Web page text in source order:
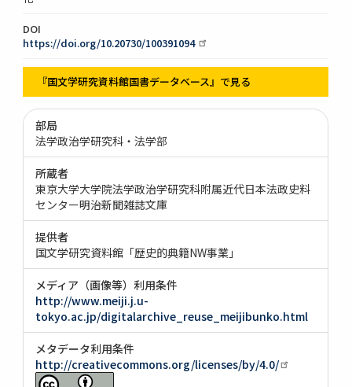
DOI
https://doi.org/10.20730/100391094
『国文学研究資料館国書データベース』で見る
部局
法学政治学研究科・法学部
所蔵者
東京大学大学院法学政治学研究科附属近代日本法政史料
センター明治新聞雑誌文庫
提供者
国文学研究資料館「歴史的典籍NW事業」
メディア（画像等）利用条件
http://www.meiji.j.u-
tokyo.ac.jp/digitalarchive_reuse_meijibunko.html
メタデータ利用条件
http://creativecommons.org/licenses/by/4.0/